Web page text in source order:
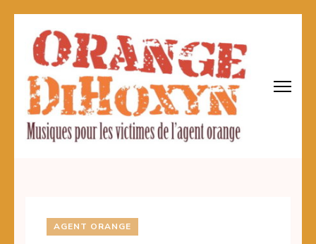
content
(Press
Enter)
AGENT ORANGE